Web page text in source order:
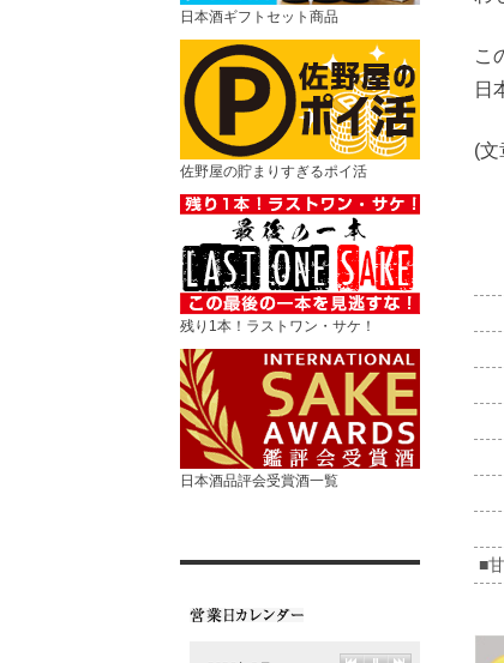
日本酒ギフトセット商品
佐野屋の貯まりすぎるポイ活
残り1本！ラストワン・サケ！
日本酒品評会受賞酒一覧
こ
日
(文
■